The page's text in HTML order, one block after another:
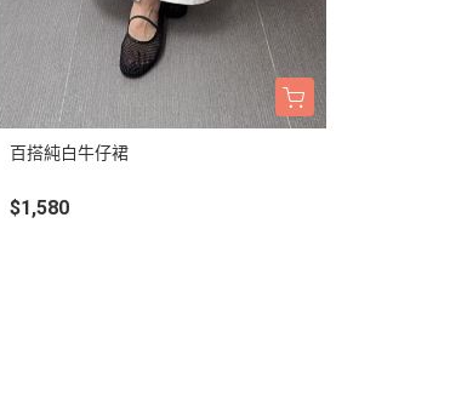
百搭純白牛仔裙
$1,580